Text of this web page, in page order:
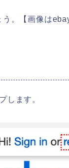
。【画像は
します。